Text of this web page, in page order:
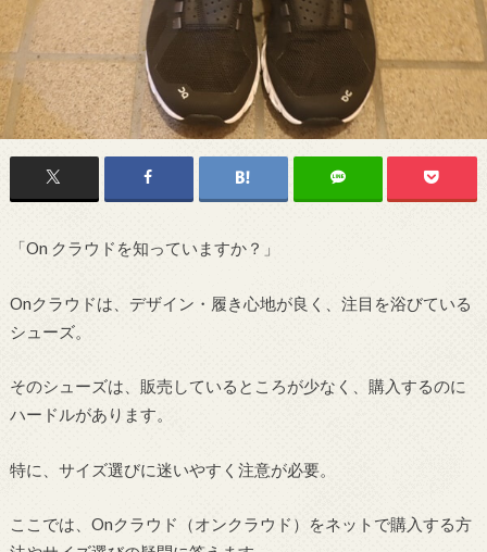
「On クラウドを知っていますか？」
Onクラウドは、デザイン・履き心地が良く、注目を浴びている
シューズ。
そのシューズは、販売しているところが少なく、購入するのに
ハードルがあります。
特に、サイズ選びに迷いやすく注意が必要。
ここでは、Onクラウド（オンクラウド）をネットで購入する方